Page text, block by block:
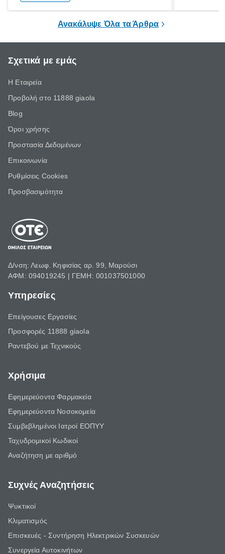
Ανακάλυψε Όλα τα Άρθρα
Σχετικά με εμάς
Η Εταιρεία
Προβολή στο 11888 giaola
Blog
Όροι χρήσης
Προστασία Δεδομένων
Επικοινωνία
Ρυθμίσεις Cookies
Προσβασιμότητα
Δ/νση: Λεωφ. Κηφισίας αρ. 99, Μαρούσι
ΑΦΜ: 094019245 | ΓΕΜΗ: 001037501000
Υπηρεσίες
Επείγουσες Εργασίες
Προσφορές 11888 giaola
Ραντεβού με Τεχνικούς
Χρήσιμα
Εφημερεύοντα Φαρμακεία
Εφημερεύοντα Νοσοκομεία
Συμβεβλημένοι Ιατροί ΕΟΠΥΥ
Ταχυδρομικοί Κωδικοί
Αναζήτηση με αριθμό
Συχνές Αναζητήσεις
Ψυκτικοί
Κλιματισμός
Επισκευές - Συντήρηση Ηλεκτρικών Συσκευών
Συνεργεία Αυτοκινήτων